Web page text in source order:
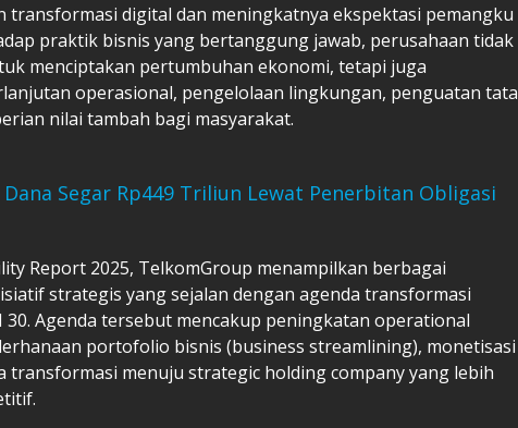
transformasi digital dan meningkatnya ekspektasi pemangku
praktik bisnis yang bertanggung jawab, perusahaan tidak
menciptakan pertumbuhan ekonomi, tetapi juga
operasional, pengelolaan lingkungan, penguatan tata
nilai tambah bagi masyarakat.
Segar Rp449 Triliun Lewat Penerbitan Obligasi
Report 2025, TelkomGroup menampilkan berbagai
strategis yang sejalan dengan agenda transformasi
30. Agenda tersebut mencakup peningkatan operational
portofolio bisnis (business streamlining), monetisasi
transformasi menuju strategic holding company yang lebih